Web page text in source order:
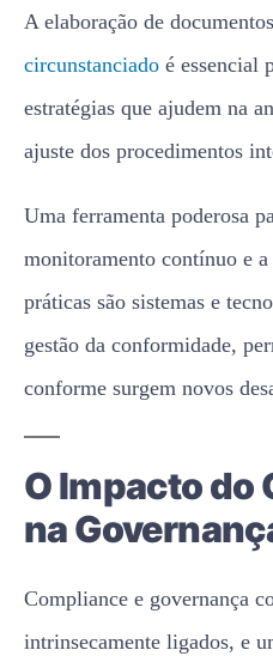
A elaboração de
circunstanciado é essencial
estratégias que ajudem na
ajuste dos procedimentos
Uma ferramenta poderosa
monitoramento contínuo e
práticas são sistemas e
gestão da conformidade,
conforme surgem novos
O Impacto do
na
Compliance e governança
intrinsecamente ligados, e